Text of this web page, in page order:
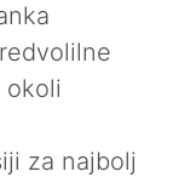
okoli
za najbolj